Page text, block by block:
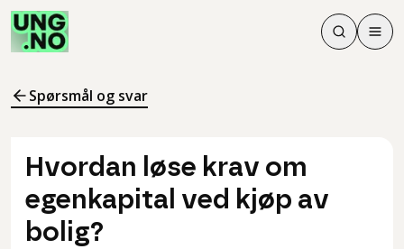
Søk
Søk
Meny
Spørsmål og svar
Hvordan løse krav om
egenkapital ved kjøp av
bolig?